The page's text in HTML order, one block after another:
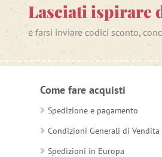
Lasciati ispirare
e farsi inviare codici sconto,
Come fare acquisti
Spedizione e pagamento
Condizioni Generali di Vendita
Spedizioni in Europa